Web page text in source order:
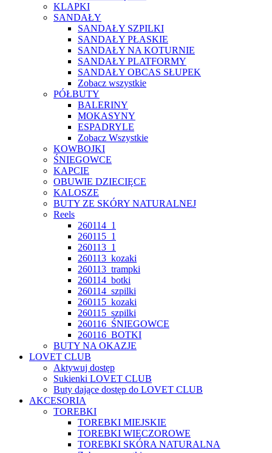
KLAPKI
SANDAŁY
SANDAŁY SZPILKI
SANDAŁY PŁASKIE
SANDAŁY NA KOTURNIE
SANDAŁY PLATFORMY
SANDAŁY OBCAS SŁUPEK
Zobacz wszystkie
PÓŁBUTY
BALERINY
MOKASYNY
ESPADRYLE
Zobacz Wszystkie
KOWBOJKI
ŚNIEGOWCE
KAPCIE
OBUWIE DZIECIĘCE
KALOSZE
BUTY ZE SKÓRY NATURALNEJ
Reels
260114_1
260115_1
260113_1
260113_kozaki
260113_trampki
260114_botki
260114_szpilki
260115_kozaki
260115_szpilki
260116_ŚNIEGOWCE
260116_BOTKI
BUTY NA OKAZJE
LOVET CLUB
Aktywuj dostęp
Sukienki LOVET CLUB
Buty dające dostęp do LOVET CLUB
AKCESORIA
TOREBKI
TOREBKI MIEJSKIE
TOREBKI WIECZOROWE
TOREBKI SKÓRA NATURALNA